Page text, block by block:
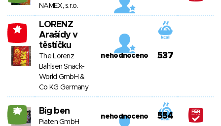
NAMEX, s.r.o.
-1
LORENZ
Arašídy v
těstíčku
The Lorenz
Bahlsen Snack-
World GmbH &
Co KG Germany
nehodnoceno 537
20 Big ben
Piaten GmbH
nehodnoceno 554